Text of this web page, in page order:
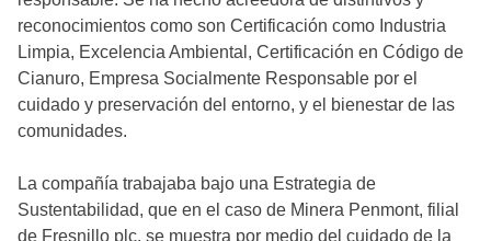
reconocimientos como son Certificación como Industria
Limpia, Excelencia Ambiental, Certificación en Código de
Cianuro, Empresa Socialmente Responsable por el
cuidado y preservación del entorno, y el bienestar de las
comunidades.
La compañía trabajaba bajo una Estrategia de
Sustentabilidad, que en el caso de Minera Penmont, filial
de Fresnillo plc, se muestra por medio del cuidado de la